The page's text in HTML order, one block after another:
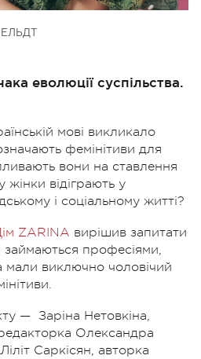
еволюції суспільства.
мові викликало
фемінітиви для
вони на ставлення
жінки відіграють у
і соціальному житті?
ZARINA вирішив запитати
займаються професіями,
мали виключно чоловічий
— Заріна Нетовкіна,
Олександра
Саркісян, авторка